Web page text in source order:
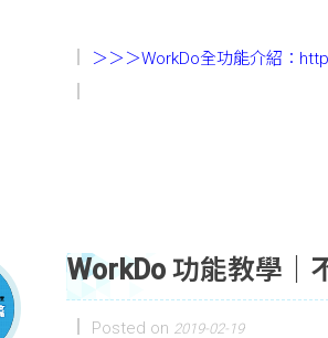
＞＞＞WorkDo全功能介紹：
WorkDo 功能教學｜
Posted on 2019-02-19